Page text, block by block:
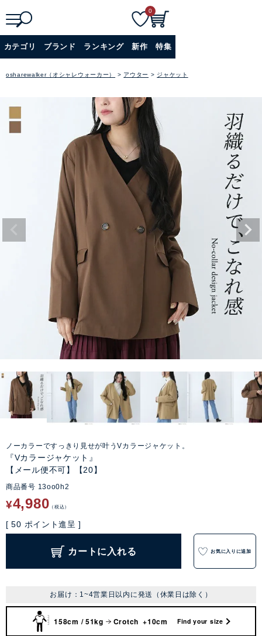
詳細検索
0
カテゴリ ブランド ランキング 新作 特集
osharewalker（オシャレウォーカー） アウター ジャケット
ノーカラーですっきり見せが叶うVカラージャケット。
『Vカラージャケット』
【メール便不可】【20】
商品番号 13oo0h2
¥4,980 税込
[ 50 ポイント進呈 ]
カートに入れる お気に入りに追加
お届け：1~4営業日以内に発送（休業日は除く）
158cm / 51kg Crotch +10cm Find your size